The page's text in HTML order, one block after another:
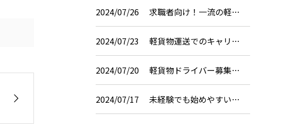
2024/07/26 求職者向け！一流の軽…
2024/07/23 軽貨物運送でのキャリ…
2024/07/20 軽貨物ドライバー募集…
2024/07/17 未経験でも始めやすい…